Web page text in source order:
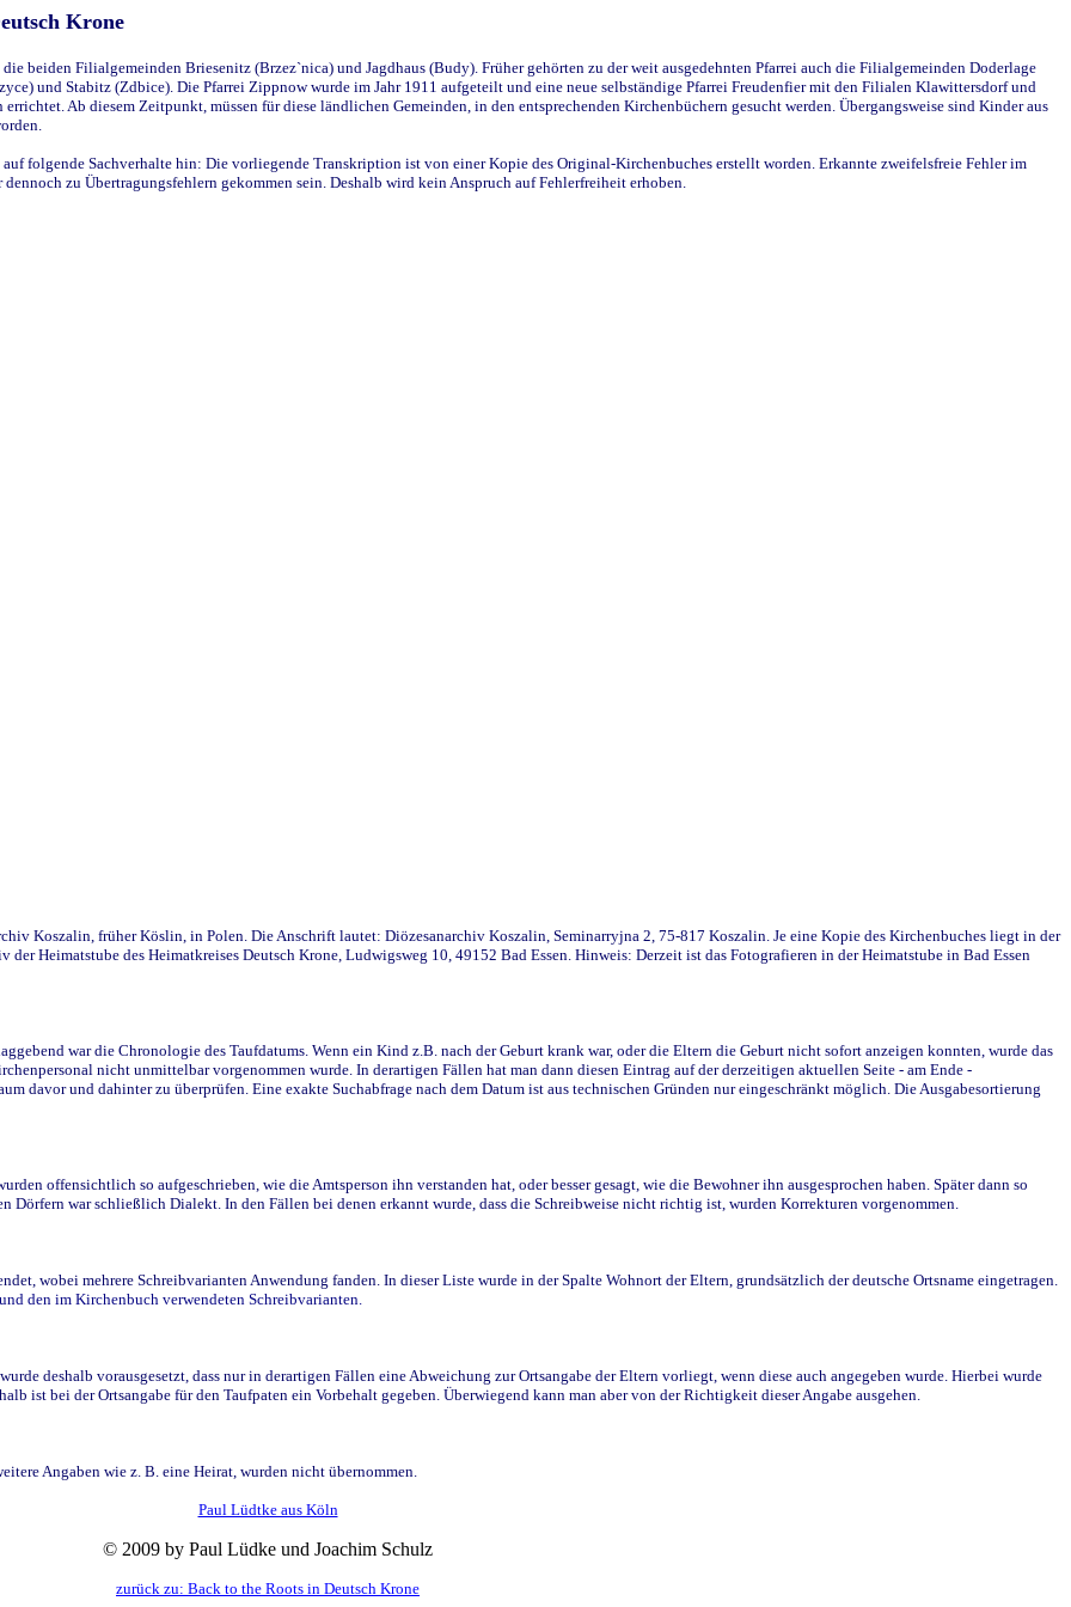
Krone
beiden Filialgemeinden Briesenitz (Brzez`nica) und Jagdhaus (Budy). Früher gehörten zu der weit ausgedehnten Pfarrei auch die Filialgemeinden Doderlage
und Stabitz (Zdbice). Die Pfarrei Zippnow wurde im Jahr 1911 aufgeteilt und eine neue selbständige Pfarrei Freudenfier mit den Filialen Klawittersdorf und
Ab diesem Zeitpunkt, müssen für diese ländlichen Gemeinden, in den entsprechenden Kirchenbüchern gesucht werden. Übergangsweise sind Kinder aus
folgende Sachverhalte hin: Die vorliegende Transkription ist von einer Kopie des Original-Kirchenbuches erstellt worden. Erkannte zweifelsfreie Fehler im
zu Übertragungsfehlern gekommen sein. Deshalb wird kein Anspruch auf Fehlerfreiheit erhoben.
Koszalin, früher Köslin, in Polen. Die Anschrift lautet: Diözesanarchiv Koszalin, Seminarryjna 2, 75-817 Koszalin. Je eine Kopie des Kirchenbuches liegt in der
Heimatstube des Heimatkreises Deutsch Krone, Ludwigsweg 10, 49152 Bad Essen. Hinweis: Derzeit ist das Fotografieren in der Heimatstube in Bad Essen
war die Chronologie des Taufdatums. Wenn ein Kind z.B. nach der Geburt krank war, oder die Eltern die Geburt nicht sofort anzeigen konnten, wurde das
nicht unmittelbar vorgenommen wurde. In derartigen Fällen hat man dann diesen Eintrag auf der derzeitigen aktuellen Seite - am Ende -
davor und dahinter zu überprüfen. Eine exakte Suchabfrage nach dem Datum ist aus technischen Gründen nur eingeschränkt möglich. Die Ausgabesortierung
offensichtlich so aufgeschrieben, wie die Amtsperson ihn verstanden hat, oder besser gesagt, wie die Bewohner ihn ausgesprochen haben. Später dann so
Dörfern war schließlich Dialekt. In den Fällen bei denen erkannt wurde, dass die Schreibweise nicht richtig ist, wurden Korrekturen vorgenommen.
wobei mehrere Schreibvarianten Anwendung fanden. In dieser Liste wurde in der Spalte Wohnort der Eltern, grundsätzlich der deutsche Ortsname eingetragen.
den im Kirchenbuch verwendeten Schreibvarianten.
deshalb vorausgesetzt, dass nur in derartigen Fällen eine Abweichung zur Ortsangabe der Eltern vorliegt, wenn diese auch angegeben wurde. Hierbei wurde
ist bei der Ortsangabe für den Taufpaten ein Vorbehalt gegeben. Überwiegend kann man aber von der Richtigkeit dieser Angabe ausgehen.
Angaben wie z. B. eine Heirat, wurden nicht übernommen.
Paul Lüdtke aus Köln
© 2009 by Paul Lüdke und Joachim Schulz
zurück zu: Back to the Roots in Deutsch Krone